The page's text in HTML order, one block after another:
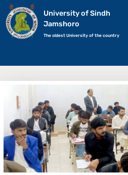
University of Sindh
Jamshoro
The oldest University of the country